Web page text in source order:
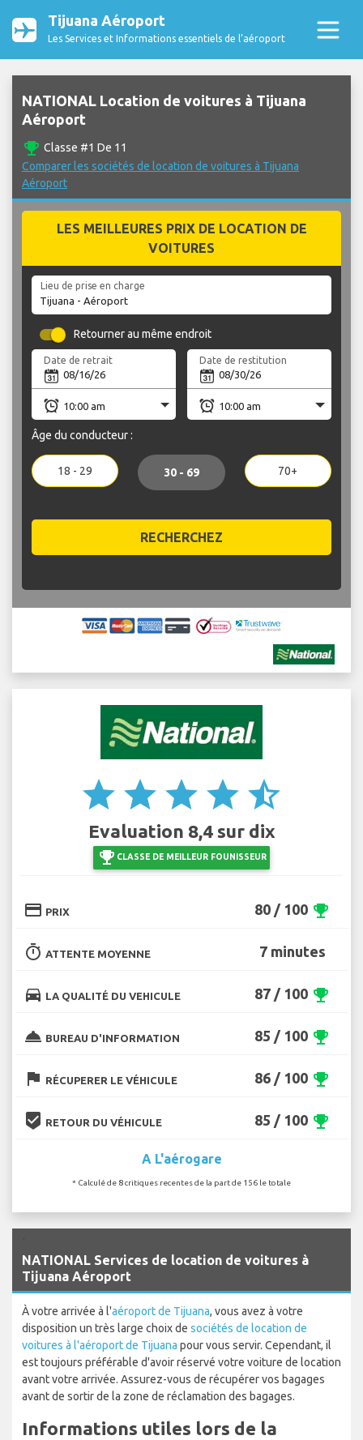
Tijuana Aéroport
Les Services et Informations essentiels de l’aéroport
NATIONAL Location de voitures à Tijuana
Aéroport
emoji_events Classe #1 De 11
Comparer les sociétés de location de voitures à Tijuana
Aéroport
LES MEILLEURES PRIX DE LOCATION DE
VOITURES
Lieu de prise en charge
Retourner au même endroit
Date de retrait Date de restitution
Âge du conducteur :
18 - 29 30 - 69 70+
RECHERCHEZ
star star star star star_half
Evaluation 8,4 sur dix
emoji_events CLASSE DE MEILLEUR FOUNISSEUR
credit_card PRIX 80 / 100 emoji_events
timer ATTENTE MOYENNE 7 minutes
directions_car LA QUALITÉ DU VEHICULE 87 / 100 emoji_events
room_service BUREAU D'INFORMATION 85 / 100 emoji_events
flag RÉCUPERER LE VÉHICULE 86 / 100 emoji_events
beenhere RETOUR DU VÉHICULE 85 / 100 emoji_events
A L'aérogare
* Calculé de 8 critiques recentes de la part de 156 le totale
NATIONAL Services de location de voitures à
Tijuana Aéroport
À votre arrivée à l'aéroport de Tijuana, vous avez à votre
disposition un très large choix de sociétés de location de
voitures à l'aéroport de Tijuana pour vous servir. Cependant, il
est toujours préférable d'avoir réservé votre voiture de location
avant votre arrivée. Assurez-vous de récupérer vos bagages
avant de sortir de la zone de réclamation des bagages.
Informations utiles lors de la